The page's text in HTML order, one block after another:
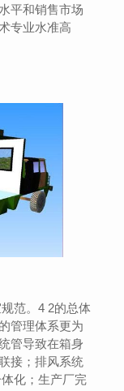
平和销售市场
专业水准高
范。4 2的总体
管理体系更为
管导致在箱身
接；排风系统
化；生产厂完